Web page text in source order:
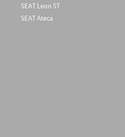
SEAT Leon ST
SEAT Ateca